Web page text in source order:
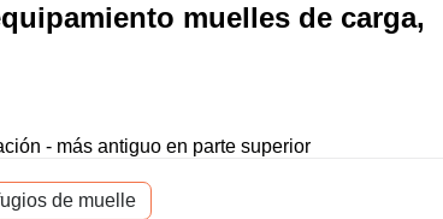
muelles de carga,
- más antiguo en parte superior
de muelle